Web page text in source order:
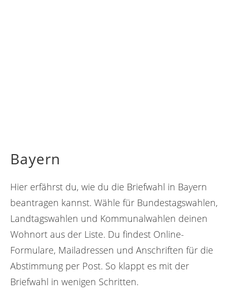
Bayern
Hier erfährst du, wie du die Briefwahl in Bayern
beantragen kannst. Wähle für Bundestagswahlen,
Landtagswahlen und Kommunalwahlen deinen
Wohnort aus der Liste. Du findest Online-
Formulare, Mailadressen und Anschriften für die
Abstimmung per Post. So klappt es mit der
Briefwahl in wenigen Schritten.